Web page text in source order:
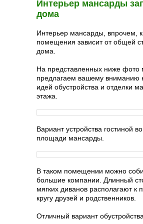
Интерьер мансарды
дома
Интерьер мансарды, впрочем,
помещения зависит от общей
дома.
На представленных ниже фото
предлагаем вашему вниманию
идей обустройства и отделки
этажа.
Вариант устройства гостиной
площади мансарды.
В таком помещении можно
большие компании. Длинный
мягких диванов располагают к
кругу друзей и родственников.
Отличный вариант